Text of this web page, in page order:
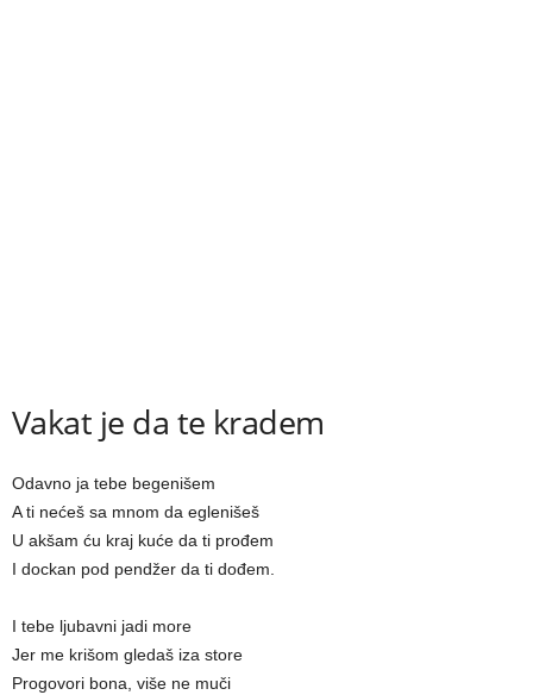
Vakat je da te kradem
Odavno ja tebe begenišem
A ti nećeš sa mnom da eglenišeš
U akšam ću kraj kuće da ti prođem
I dockan pod pendžer da ti dođem.
I tebe ljubavni jadi more
Jer me krišom gledaš iza store
Progovori bona, više ne muči